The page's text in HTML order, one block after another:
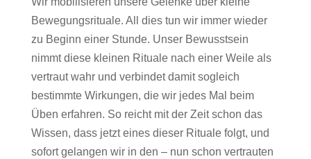
Bewegungsrituale. All dies tun wir immer wieder
zu Beginn einer Stunde. Unser Bewusstsein
nimmt diese kleinen Rituale nach einer Weile als
vertraut wahr und verbindet damit sogleich
bestimmte Wirkungen, die wir jedes Mal beim
Üben erfahren. So reicht mit der Zeit schon das
Wissen, dass jetzt eines dieser Rituale folgt, und
sofort gelangen wir in den – nun schon vertrauten